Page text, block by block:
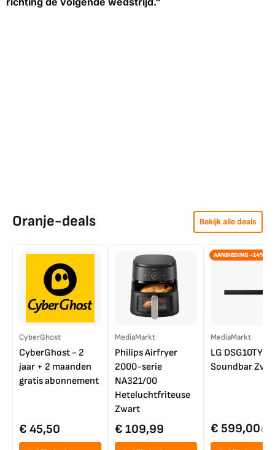
Oranje-deals Bekijk alle deals
CyberGhost
CyberGhost - 2
jaar + 2 maanden
gratis abonnement
€ 45,50
MediaMarkt
Philips Airfryer
2000-serie
NA321/00
Heteluchtfriteuse
Zwart
€ 109,99
AANBIEDING -14%
MediaMarkt
LG DSG10TY
Soundbar
€ 599,00€